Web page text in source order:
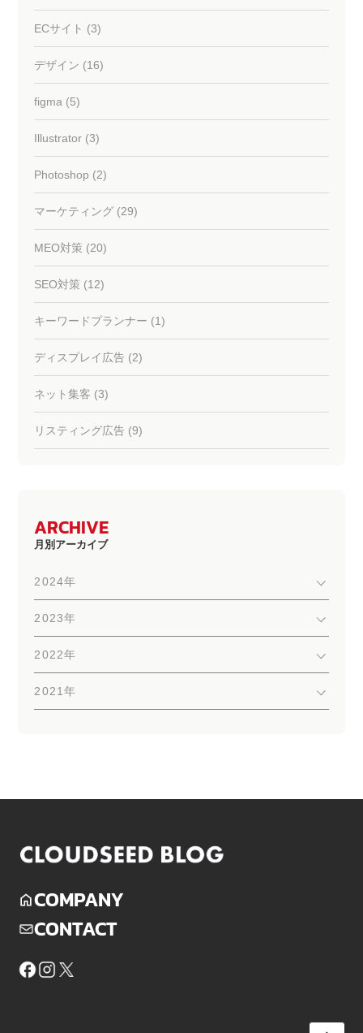
ECサイト (3)
デザイン (16)
figma (5)
Illustrator (3)
Photoshop (2)
マーケティング (29)
MEO対策 (20)
SEO対策 (12)
キーワードプランナー (1)
ディスプレイ広告 (2)
ネット集客 (3)
リスティング広告 (9)
ARCHIVE
月別アーカイブ
2024年
2023年
2022年
2021年
COMPANY
CONTACT